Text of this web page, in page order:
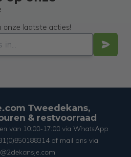
onze laatste acties!
Tweedekans,
& restvoorraad
van 10:00-17:00 via WhatsApp
of mail ons via